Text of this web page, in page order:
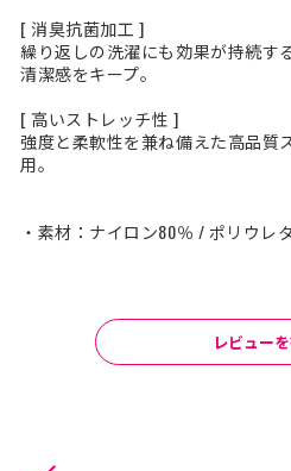
[ 消臭抗菌加工 ]
繰り返しの洗濯にも効果が持続す
清潔感をキープ。
[ 高いストレッチ性 ]
強度と柔軟性を兼ね備えた高品質
用。
・素材：ナイロン80％ / ポリウレ
レビュー